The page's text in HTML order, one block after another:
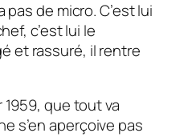
pas de micro. C’est lui
c’est lui le
et rassuré, il rentre
1959, que tout va
s’en aperçoive pas